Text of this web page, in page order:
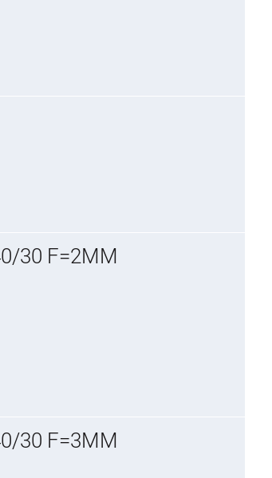
30 F=2MM
30 F=3MM